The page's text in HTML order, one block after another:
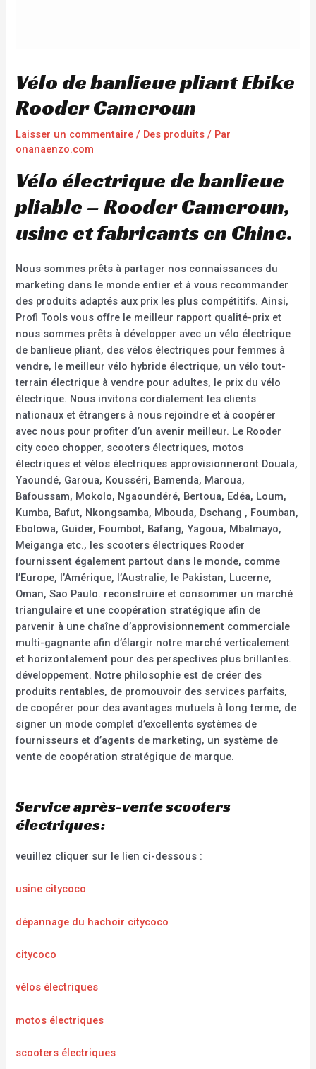
Vélo de banlieue pliant Ebike
Rooder Cameroun
Laisser un commentaire / Des produits / Par
onanaenzo.com
Vélo électrique de banlieue
pliable – Rooder Cameroun,
usine et fabricants en Chine.
Nous sommes prêts à partager nos connaissances du
marketing dans le monde entier et à vous recommander
des produits adaptés aux prix les plus compétitifs. Ainsi,
Profi Tools vous offre le meilleur rapport qualité-prix et
nous sommes prêts à développer avec un vélo électrique
de banlieue pliant, des vélos électriques pour femmes à
vendre, le meilleur vélo hybride électrique, un vélo tout-
terrain électrique à vendre pour adultes, le prix du vélo
électrique. Nous invitons cordialement les clients
nationaux et étrangers à nous rejoindre et à coopérer
avec nous pour profiter d’un avenir meilleur. Le Rooder
city coco chopper, scooters électriques, motos
électriques et vélos électriques approvisionneront Douala,
Yaoundé, Garoua, Kousséri, Bamenda, Maroua,
Bafoussam, Mokolo, Ngaoundéré, Bertoua, Edéa, Loum,
Kumba, Bafut, Nkongsamba, Mbouda, Dschang , Foumban,
Ebolowa, Guider, Foumbot, Bafang, Yagoua, Mbalmayo,
Meiganga etc., les scooters électriques Rooder
fournissent également partout dans le monde, comme
l’Europe, l’Amérique, l’Australie, le Pakistan, Lucerne,
Oman, Sao Paulo. reconstruire et consommer un marché
triangulaire et une coopération stratégique afin de
parvenir à une chaîne d’approvisionnement commerciale
multi-gagnante afin d’élargir notre marché verticalement
et horizontalement pour des perspectives plus brillantes.
développement. Notre philosophie est de créer des
produits rentables, de promouvoir des services parfaits,
de coopérer pour des avantages mutuels à long terme, de
signer un mode complet d’excellents systèmes de
fournisseurs et d’agents de marketing, un système de
vente de coopération stratégique de marque.
Service après-vente scooters
électriques:
veuillez cliquer sur le lien ci-dessous :
usine citycoco
dépannage du hachoir citycoco
citycoco
vélos électriques
motos électriques
scooters électriques